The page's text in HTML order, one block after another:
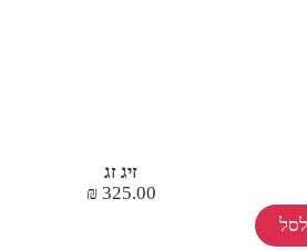
זיג זג
325.00
₪